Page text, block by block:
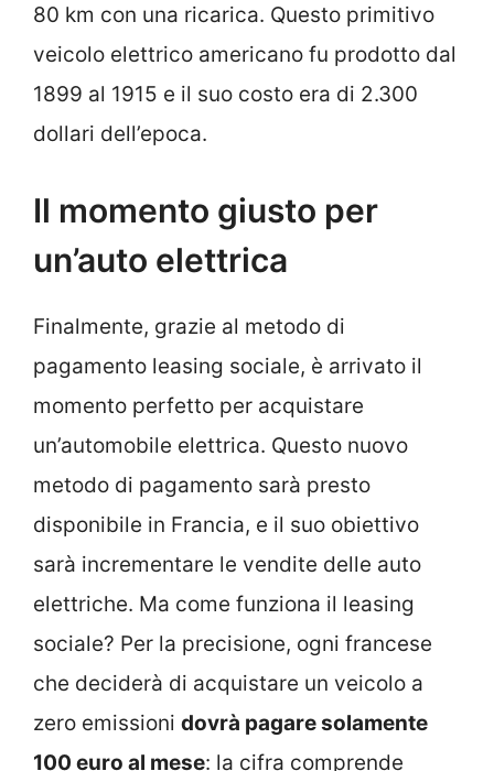
80 km con una ricarica. Questo primitivo
veicolo elettrico americano fu prodotto dal
1899 al 1915 e il suo costo era di 2.300
dollari dell’epoca.
Il momento giusto per
un’auto elettrica
Finalmente, grazie al metodo di
pagamento leasing sociale, è arrivato il
momento perfetto per acquistare
un’automobile elettrica. Questo nuovo
metodo di pagamento sarà presto
disponibile in Francia, e il suo obiettivo
sarà incrementare le vendite delle auto
elettriche. Ma come funziona il leasing
sociale? Per la precisione, ogni francese
che deciderà di acquistare un veicolo a
zero emissioni dovrà pagare solamente
100 euro al mese: la cifra comprende